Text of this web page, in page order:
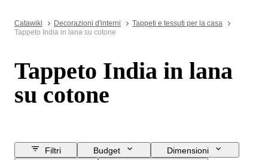
Catawiki Decorazioni d'interni
Tappeti e tessuti per la casa
Tappeto India in lana su cotone
Tappeto India in lana
su cotone
Filtri Budget
Dimensioni